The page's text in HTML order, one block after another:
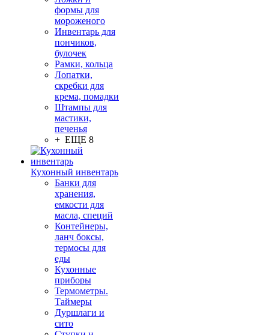
формы для
мороженого
Инвентарь для
пончиков,
булочек
Рамки, кольца
Лопатки,
скребки для
крема, помадки
Штампы для
мастики,
печенья
+ ЕЩЕ 8
Кухонный инвентарь
Банки для
хранения,
емкости для
масла, специй
Контейнеры,
ланч боксы,
термосы для
еды
Кухонные
приборы
Термометры.
Таймеры
Дуршлаги и
сито